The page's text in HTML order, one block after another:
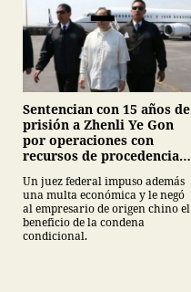
Sentencian con 15 años de
prisión a Zhenli Ye Gon
por operaciones con
recursos de procedencia
Un juez federal impuso además
una multa económica y le negó
al empresario de origen chino el
beneficio de la condena
condicional.